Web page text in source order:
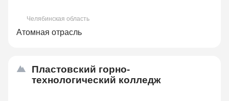
Челябинская область
Атомная отрасль
Пластовский горно-
технологический колледж